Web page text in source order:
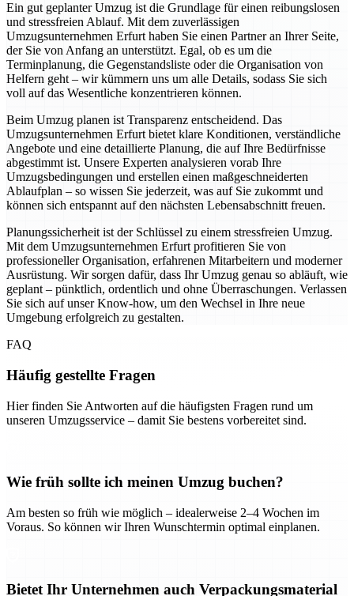
Ein gut geplanter Umzug ist die Grundlage für einen reibungslosen
und stressfreien Ablauf. Mit dem zuverlässigen
Umzugsunternehmen Erfurt haben Sie einen Partner an Ihrer Seite,
der Sie von Anfang an unterstützt. Egal, ob es um die
Terminplanung, die Gegenstandsliste oder die Organisation von
Helfern geht – wir kümmern uns um alle Details, sodass Sie sich
voll auf das Wesentliche konzentrieren können.
Beim Umzug planen ist Transparenz entscheidend. Das
Umzugsunternehmen Erfurt bietet klare Konditionen, verständliche
Angebote und eine detaillierte Planung, die auf Ihre Bedürfnisse
abgestimmt ist. Unsere Experten analysieren vorab Ihre
Umzugsbedingungen und erstellen einen maßgeschneiderten
Ablaufplan – so wissen Sie jederzeit, was auf Sie zukommt und
können sich entspannt auf den nächsten Lebensabschnitt freuen.
Planungssicherheit ist der Schlüssel zu einem stressfreien Umzug.
Mit dem Umzugsunternehmen Erfurt profitieren Sie von
professioneller Organisation, erfahrenen Mitarbeitern und moderner
Ausrüstung. Wir sorgen dafür, dass Ihr Umzug genau so abläuft, wie
geplant – pünktlich, ordentlich und ohne Überraschungen. Verlassen
Sie sich auf unser Know-how, um den Wechsel in Ihre neue
Umgebung erfolgreich zu gestalten.
FAQ
Häufig gestellte Fragen
Hier finden Sie Antworten auf die häufigsten Fragen rund um
unseren Umzugsservice – damit Sie bestens vorbereitet sind.
Wie früh sollte ich meinen Umzug buchen?
Am besten so früh wie möglich – idealerweise 2–4 Wochen im
Voraus. So können wir Ihren Wunschtermin optimal einplanen.
Bietet Ihr Unternehmen auch Verpackungsmaterial